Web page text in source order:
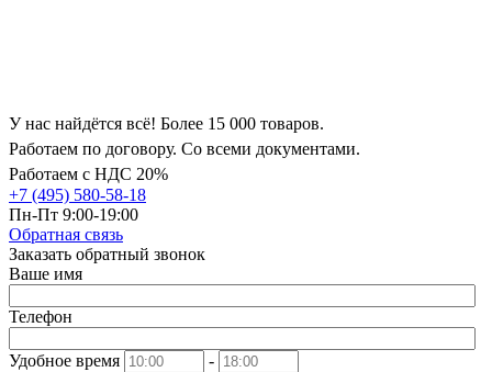
У нас найдётся всё! Более 15 000 товаров.
Работаем по договору. Со всеми документами.
Работаем с НДС 20%
+7 (495) 580-58-18
Пн-Пт 9:00-19:00
Обратная связь
Заказать обратный звонок
Ваше имя
Телефон
Удобное время
-